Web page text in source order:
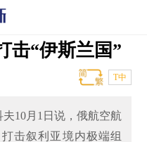
击“伊斯兰国”
T中
10月1日说，俄航空航
击叙利亚境内极端组